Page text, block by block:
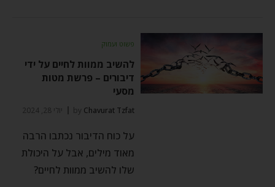
פשוט ועמוק
להשיב ממוות לחיים על ידי
דיבורים – פרשת מטות
מסעי
by Chavurat Tzfat יולי 28, 2024
על כוח הדיבור נכתבו הרבה
מאוד מילים, אבל על היכולת
שלו להשיב ממוות לחיים?